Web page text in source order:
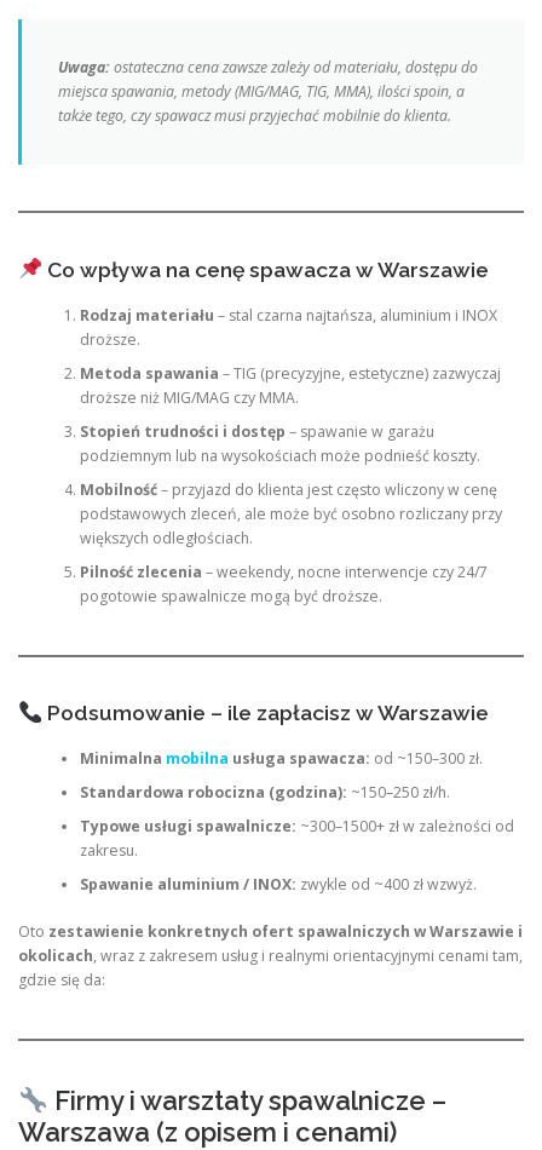
Uwaga:ostateczna cena zawsze zależy od materiału, dostępu do
miejsca spawania, metody (MIG/MAG, TIG, MMA), ilości spoin, a
także tego, czy spawacz musi przyjechać mobilnie do klienta.
Co wpływa na cenę spawacza w Warszawie
Rodzaj materiału – stal czarna najtańsza, aluminium i INOX
droższe.
Metoda spawania – TIG (precyzyjne, estetyczne) zazwyczaj
droższe niż MIG/MAG czy MMA.
Stopień trudności i dostęp – spawanie w garażu
podziemnym lub na wysokościach może podnieść koszty.
Mobilność– przyjazd do klienta jest często wliczony w cenę
podstawowych zleceń, ale może być osobno rozliczany przy
większych odległościach.
Pilność zlecenia – weekendy, nocne interwencje czy 24/7
pogotowie spawalnicze mogą być droższe.
Podsumowanie – ile zapłacisz w Warszawie
Minimalna mobilna usługa spawacza: od ~150–300 zł.
Standardowa robocizna (godzina): ~150–250 zł/h.
Typowe usługi spawalnicze: ~300–1500+ zł w zależności od
zakresu.
Spawanie aluminium / INOX: zwykle od ~400 zł wzwyż.
Oto zestawienie konkretnych ofert spawalniczych w Warszawie i
okolicach, wraz z zakresem usług i realnymi orientacyjnymi cenami tam,
gdzie się da:
Firmy i warsztaty spawalnicze –
Warszawa (z opisem i cenami)